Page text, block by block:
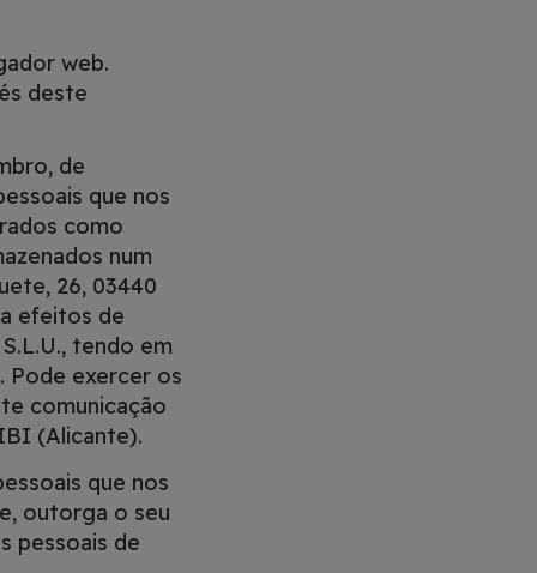
web.
deste
de
que nos
como
num
26, 03440
efeitos de
tendo em
Pode exercer os
comunicação
(Alicante).
que nos
outorga o seu
pessoais de